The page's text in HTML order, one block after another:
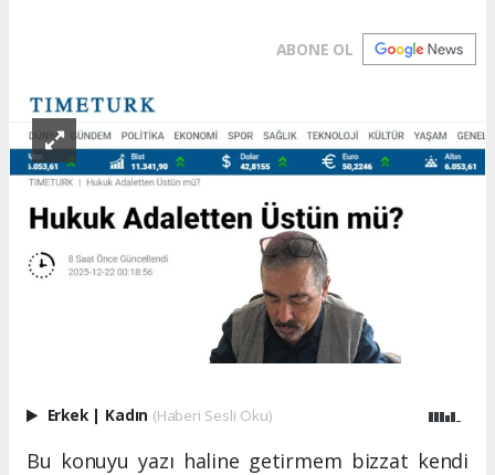
ABONE OL
Erkek | Kadın (Haberi Sesli Oku)
Bu konuyu yazı haline getirmem bizzat kendi